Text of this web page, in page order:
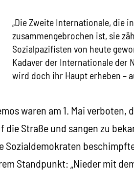
„Die Zweite Internationale, die
zusammengebrochen ist, sie
Sozialpazifisten von heute
Kadaver der Internationale der
wird doch ihr Haupt erheben –
waren am 1. Mai
die Straße und sangen zu
Sozialdemokraten
Standpunkt: „Nieder mit